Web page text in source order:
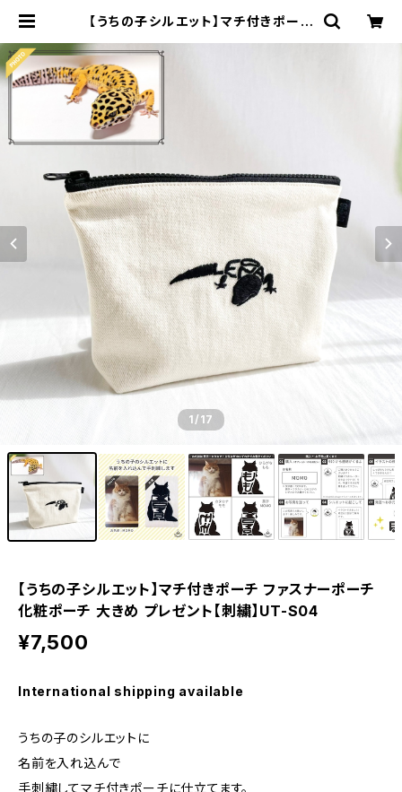
【うちの子シルエット】マチ付きポーチ
プレゼント【刺繍】UT-S04 | 910刺
1/17
【うちの子シルエット】マチ付きポーチ ファスナーポーチ
化粧ポーチ 大きめ プレゼント【刺繍】UT-S04
¥7,500
International shipping available
うちの子のシルエットに
名前を入れ込んで
手刺繍してマチ付きポーチに仕立てます。